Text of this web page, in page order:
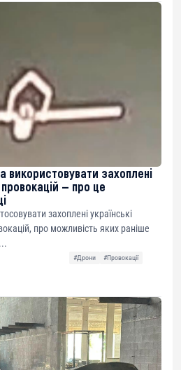
використовувати захоплені
— про це
захоплені українські
про можливість яких раніше
#Дрони
#Провокації